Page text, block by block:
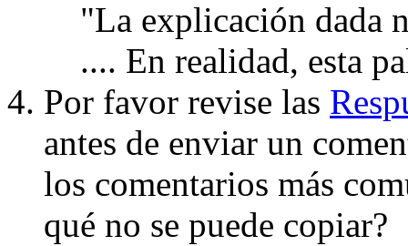
"La explicación dada
.... En realidad, esta
Por favor revise las
antes de enviar un
los comentarios más
qué no se puede copiar?